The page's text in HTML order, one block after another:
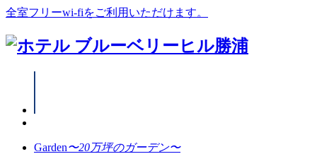
全室フリーwi-fiをご利用いただけます。
Garden〜20万坪のガーデン〜